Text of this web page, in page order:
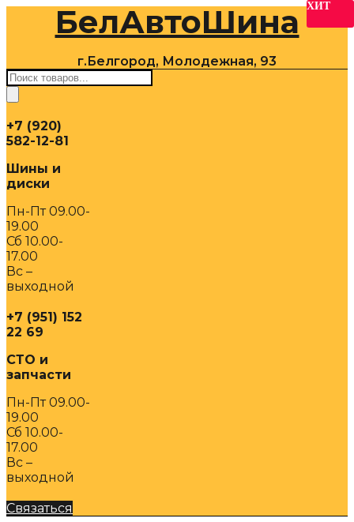
содержимомуБелАвтоШина
г.Белгород, Молодежная, 93
Поиск
товаров
+7 (920)
582-12-81
Шины и
диски
Пн-Пт 09.00-
19.00
Сб 10.00-
17.00
Вс –
выходной
+7 (951) 152
22 69
СТО и
запчасти
Пн-Пт 09.00-
19.00
Сб 10.00-
17.00
Вс –
выходной
Связаться
ХИТ